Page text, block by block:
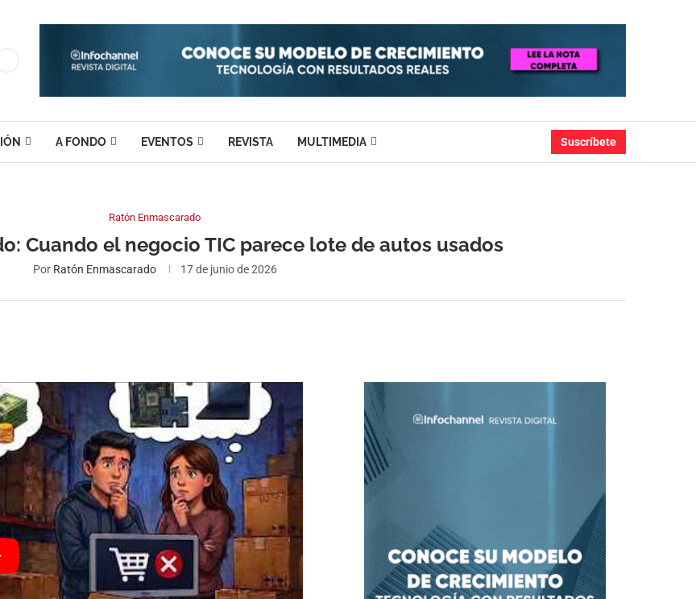
A FONDO EVENTOS REVISTA MULTIMEDIA Suscríbete
Ratón Enmascarado
Cuando el negocio TIC parece lote de autos usados
Por Ratón Enmascarado 17 de junio de 2026